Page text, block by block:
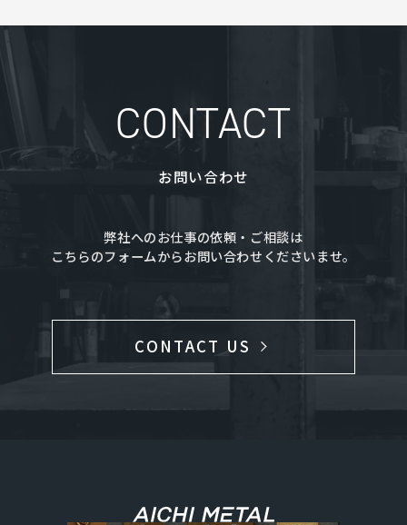
CONTACT
お問い合わせ
弊社へのお仕事の依頼・ご相談は
こちらのフォームからお問い合わせくださいませ。
CONTACT US